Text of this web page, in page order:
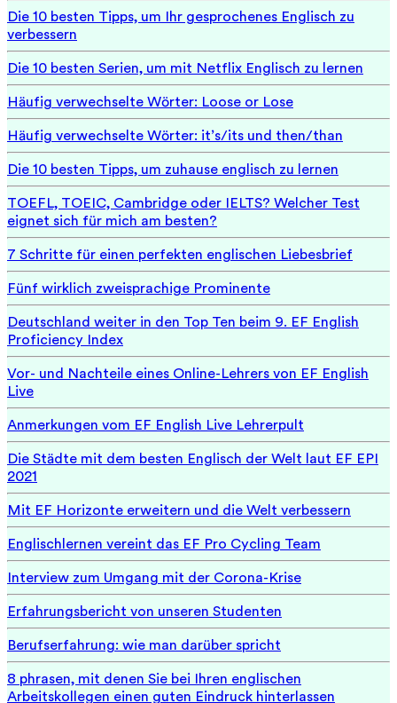
Die 10 besten Tipps, um Ihr gesprochenes Englisch zu
verbessern
Die 10 besten Serien, um mit Netflix Englisch zu lernen
Häufig verwechselte Wörter: Loose or Lose
Häufig verwechselte Wörter: it’s/its und then/than
Die 10 besten Tipps, um zuhause englisch zu lernen
TOEFL, TOEIC, Cambridge oder IELTS? Welcher Test
eignet sich für mich am besten?
7 Schritte für einen perfekten englischen Liebesbrief
Fünf wirklich zweisprachige Prominente
Deutschland weiter in den Top Ten beim 9. EF English
Proficiency Index
Vor- und Nachteile eines Online-Lehrers von EF English
Live
Anmerkungen vom EF English Live Lehrerpult
Die Städte mit dem besten Englisch der Welt laut EF EPI
2021
Mit EF Horizonte erweitern und die Welt verbessern
Englischlernen vereint das EF Pro Cycling Team
Interview zum Umgang mit der Corona-Krise
Erfahrungsbericht von unseren Studenten
Berufserfahrung: wie man darüber spricht
8 phrasen, mit denen Sie bei Ihren englischen
Arbeitskollegen einen guten Eindruck hinterlassen